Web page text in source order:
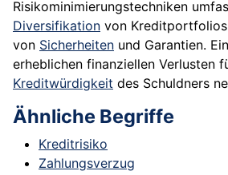
Risikominimierungstechniken
Diversifikation von
von Sicherheiten und Garantien.
erheblichen finanziellen Verlusten
Kreditwürdigkeit des Schuldners
Ähnliche Begriffe
Kreditrisiko
Zahlungsverzug